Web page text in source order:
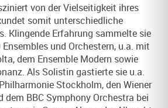
von der Vielseitigkeit ihres
somit unterschiedliche
Klingende Erfahrung sammelte sie
und Orchestern, u.a. mit
dem Ensemble Modern sowie
Als Solistin gastierte sie u.a.
Stockholm, den Wiener
dem BBC Symphony Orchestra bei